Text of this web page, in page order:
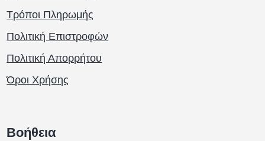
Τρόποι Πληρωμής
Πολιτική Επιστροφών
Πολιτική Απορρήτου
Όροι Χρήσης
Βοήθεια